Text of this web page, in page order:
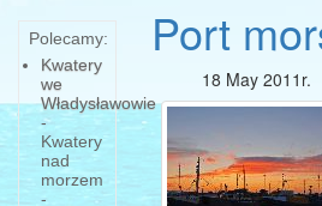
Polecamy:
Kwatery
we
Władysławowie
-
Kwatery
nad
morzem
-
Port
18 May 2011r.